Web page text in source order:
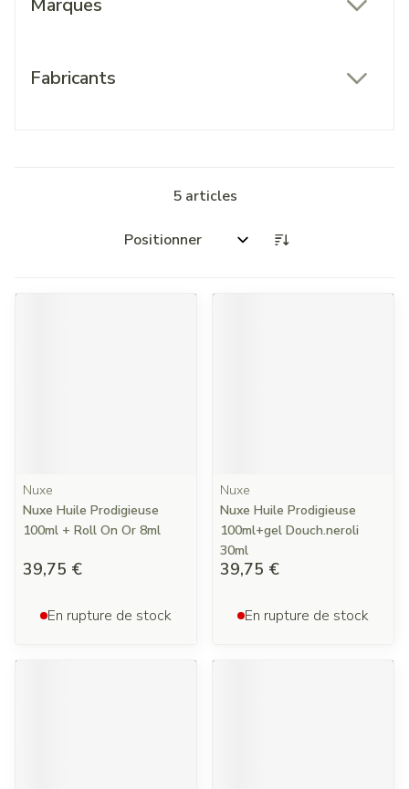
Marques
Fabricants
5articles
Trier par:
Nuxe
Nuxe Huile Prodigieuse
100ml + Roll On Or 8ml
39,75 €
En rupture de stock
Nuxe
Nuxe Huile Prodigieuse
100ml+gel Douch.neroli
30ml
39,75 €
En rupture de stock